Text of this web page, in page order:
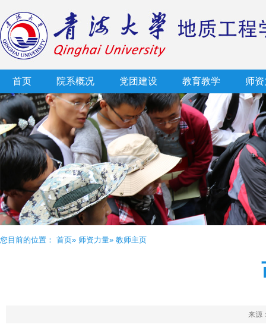
首页 院系概况 党团建设 教育教学 师
您目前的位置： 首页» 师资力量» 教师主页
来源